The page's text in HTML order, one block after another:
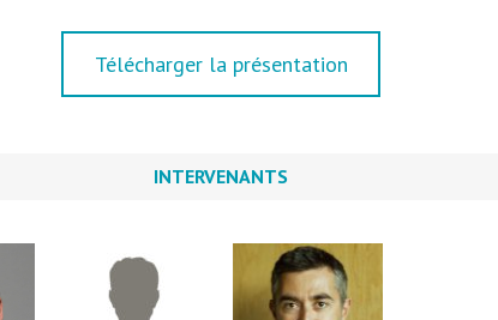
Télécharger la présentation
INTERVENANTS